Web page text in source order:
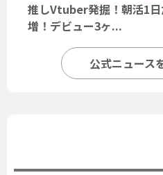
推しVtuber発掘！朝活1
増！デビュー3ヶ...
公式ニュース